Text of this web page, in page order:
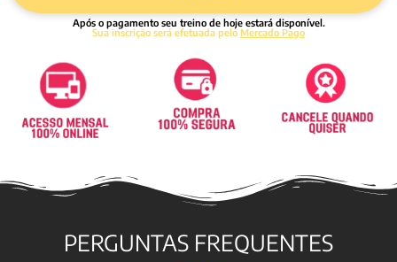
Após o pagamento seu treino de hoje estará disponível.
Sua inscrição será efetuada pelo Mercado Pago
PERGUNTAS FREQUENTES